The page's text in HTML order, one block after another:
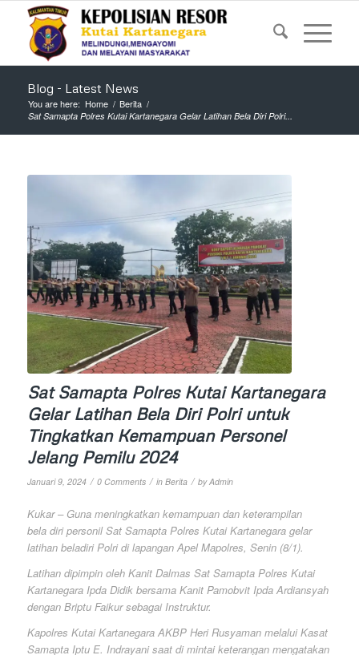
Blog - Latest News
You are here: Home / Berita /
Sat Samapta Polres Kutai Kartanegara Gelar Latihan Bela Diri Polri...
Sat Samapta Polres Kutai Kartanegara
Gelar Latihan Bela Diri Polri untuk
Tingkatkan Kemampuan Personel
Jelang Pemilu 2024
Januari 9, 2024 / 0 Comments / in Berita / byAdmin
Kukar – Guna meningkatkan kemampuan dan keterampilan
bela diri personil Sat Samapta Polres Kutai Kartanegara gelar
latihan beladiri Polri di lapangan Apel Mapolres, Senin (8/1).
Latihan dipimpin oleh Kanit Dalmas Sat Samapta Polres Kutai
Kartanegara Ipda Didik bersama Kanit Pamobvit Ipda Ardiansyah
dengan Briptu Faikur sebagai Instruktur.
Kapolres Kutai Kartanegara AKBP Heri Rusyaman melalui Kasat
Samapta Iptu E. Indrayani saat di mintai keterangan mengatakan